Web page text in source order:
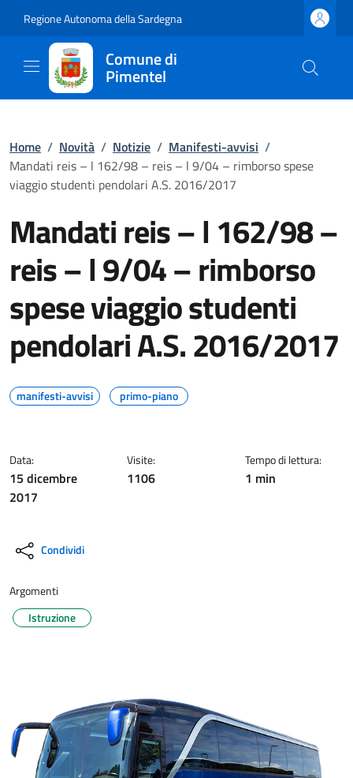
Regione Autonoma della Sardegna
Comune di
Pimentel
Home / Novità / Notizie / Manifesti-avvisi /
Mandati reis – l 162/98 – reis – l 9/04 – rimborso spese
viaggio studenti pendolari A.S. 2016/2017
Mandati reis – l 162/98 –
reis – l 9/04 – rimborso
spese viaggio studenti
pendolari A.S. 2016/2017
manifesti-avvisi primo-piano
Data:
15 dicembre
2017
Visite:
1106
Tempo di lettura:
1 min
Condividi
Argomenti
Istruzione